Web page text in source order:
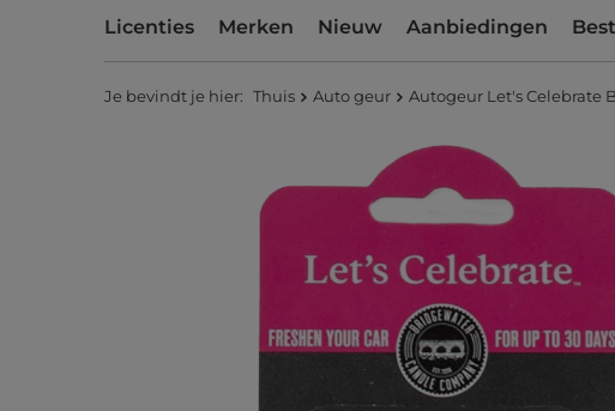
Licenties
Merken Nieuw Aanbiedingen
Je bevindt je hier: Thuis Auto geur Autogeur Let's Celebrate